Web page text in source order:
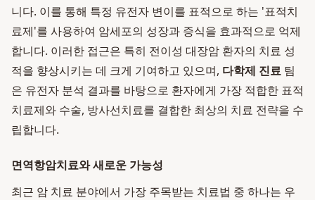
니다. 이를 통해 특정 유전자 변이를 표적으로 하는 '표적치
료제'를 사용하여 암세포의 성장과 증식을 효과적으로 억제
합니다. 이러한 접근은 특히 전이성 대장암 환자의 치료 성
적을 향상시키는 데 크게 기여하고 있으며, 다학제 진료 팀
은 유전자 분석 결과를 바탕으로 환자에게 가장 적합한 표적
치료제와 수술, 방사선치료를 결합한 최상의 치료 전략을 수
립합니다.
면역항암치료와 새로운 가능성
최근 암 치료 분야에서 가장 주목받는 치료법 중 하나는 우